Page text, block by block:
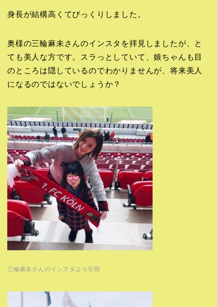
身長が結構高くてびっくりしました。
奥様の三輪麻未さんのインスタを拝見しましたが、と
ても美人な方です。スラっとしていて、娘ちゃんも目
のところは隠しているのでわかりませんが、将来美人
になるのではないでしょうか？
三輪麻未さんのインスタより引用